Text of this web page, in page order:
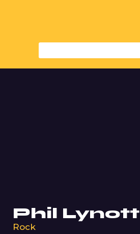
Phil Lynott
Rock